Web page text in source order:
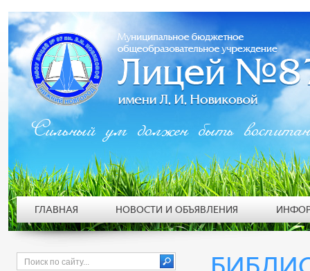
Сильный ум должен быть
ГЛАВНАЯ НОВОСТИ И ОБЪЯВЛЕНИЯ